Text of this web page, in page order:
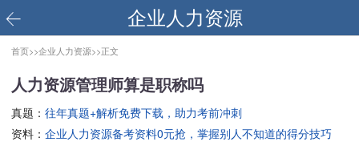
企业人力资源
首页>>企业人力资源>>正文
人力资源管理师算是职称吗
真题： 往年真题+解析免费下载，助力考前冲刺
资料： 企业人力资源备考资料0元抢，掌握别人不知道的得分技巧